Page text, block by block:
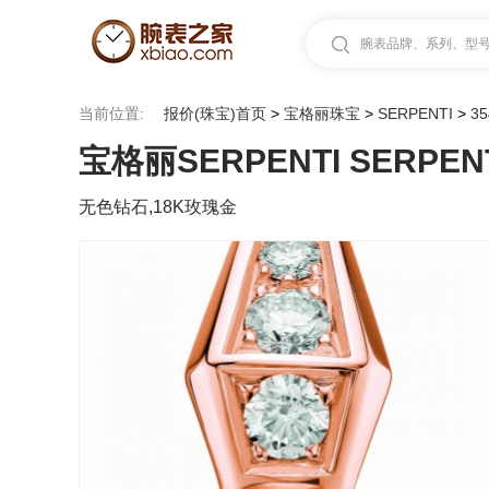
腕表品牌、系列、型
当前位置: 报价(珠宝)首页 > 宝格丽珠宝 > SERPENTI >
宝格丽SERPENTI
无色钻石,18K玫瑰金